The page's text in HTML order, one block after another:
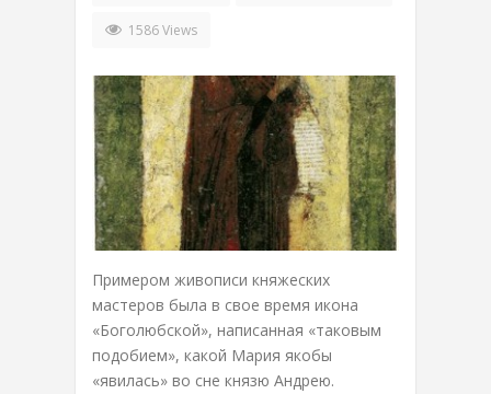
1586 Views
Примером живописи княжеских
мастеров была в свое время икона
«Боголюбской», написанная «таковым
подобием», какой Мария якобы
«явилась» во сне князю Андрею.